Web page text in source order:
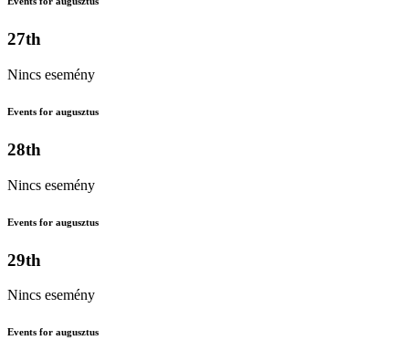
27th
Nincs esemény
Events for augusztus
28th
Nincs esemény
Events for augusztus
29th
Nincs esemény
Events for augusztus